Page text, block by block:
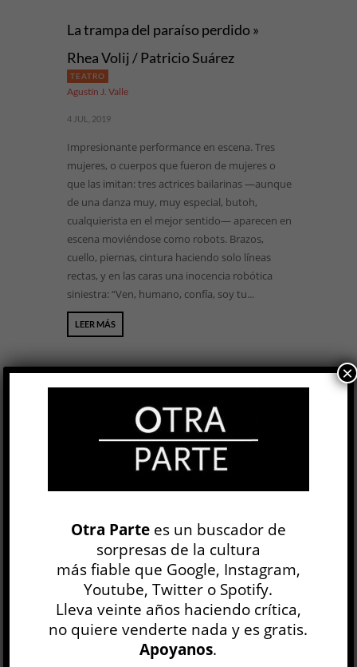
La trampa del paraíso perdido »
Rhea Volij / Patricio Suárez
TEATRO
Agustín J. Valle
4 JUL, 2019
Impresionante performance en escena. Tres
mujeres, o cuerpos que fueron de mujeres o
que las imitan: tres actrices bailarinas —aunque
de una danza muy, muy especial, butoh,
cualquierista en el mejor sentido— aparecen en
escena moviéndose como robots. Brazos,
cuello, piernas, cintura haciendo solo líneas
rectas, y en las caras una inocencia robótica
siniestra: “Ven, humano, confía, soy tu...
LEER MÁS
BUSCAR
NEWSLETTER
EDICIÓN IMPRESA
Otra Partees un buscador de
sorpresas de la cultura
más fiable que Google, Instagram,
Youtube, Twitter o Spotify.
Lleva veinte años haciendo crítica,
no quiere venderte nada y es gratis.
Apoyanos.
×